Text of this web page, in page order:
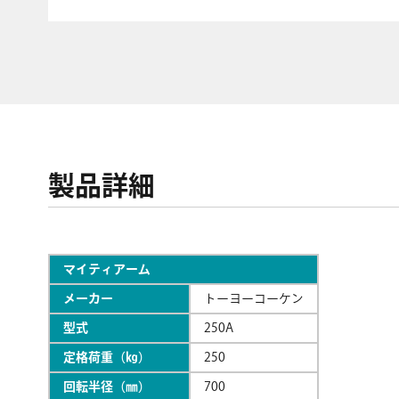
製品詳細
マイティアーム
メーカー トーヨーコーケン
型式 250A
定格荷重（㎏） 250
回転半径（㎜） 700